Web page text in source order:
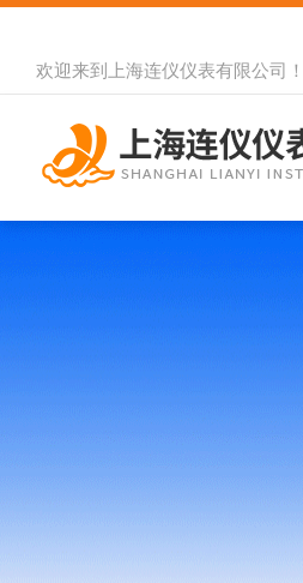
欢迎来到 上海连仪仪表有限公司 ！